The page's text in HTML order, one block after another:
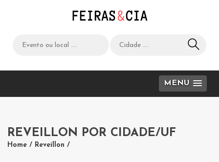
MENU
REVEILLON POR CIDADE/UF
Home / Reveillon /